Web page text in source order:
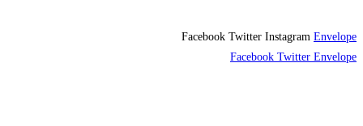
Facebook Twitter Instagram Envelope
Facebook Twitter Envelope